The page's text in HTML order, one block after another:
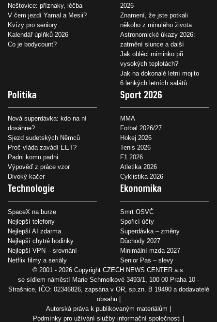
Neštovice: příznaky, léčba
V čem jezdí Yamal a Mesii?
Kvízy pro seniory
Kalendář úplňků 2026
Co je bodycount?
2026
Znamení, že jste potkali
někoho z minulého života
Astronomické úkazy 2026:
zatmění slunce a další
Jak obléci miminko při
vysokých teplotách?
Jak na dokonalé letní mojito
6 lehkých letních salátů
Politika
Nová superdávka: kdo na ní
dosáhne?
Sjezd sudetských Němců
Proč vláda zavádí EET?
Padni komu padni
Výpověď z práce vzor
Divoký kačer
Sport 2026
MMA
Fotbal 2026/27
Hokej 2026
Tenis 2026
F1 2026
Atletika 2026
Cyklistika 2026
Technologie
SpaceX na burze
Nejlepší telefony
Nejlepší AI zdarma
Nejlepší chytré hodinky
Nejlepší VPN – srovnání
Netflix filmy a seriály
Ekonomika
Smrt OSVČ
Spořicí účty
Superdávka – změny
Důchody 2027
Minimální mzda 2027
Senior Pas – slevy
© 2001 - 2026 Copyright CZECH NEWS CENTER a.s.
se sídlem náměstí Marie Schmolkové 3493/1, 100 00 Praha 10 -
Strašnice, IČO: 02346826, zapsána v OR, sp.zn. B 19490 a dodavatelé
obsahu
Autorská práva k publikovaným materiálům
Podmínky pro užívání služby informační společnosti